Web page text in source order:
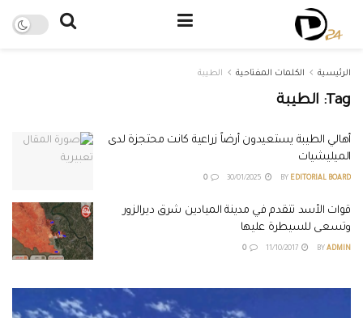
الرئيسية الكلمات المفتاحية الطيبة
Tag: الطيبة
أهالي الطيبة يستعيدون أرضاً زراعية كانت محتجزة لدى
الميليشيات
BY EDITORIAL BOARD
قوات الأسد تتقدم في مدينة الميادين شرق ديرالزور
وتسعى للسيطرة عليها
BY ADMIN